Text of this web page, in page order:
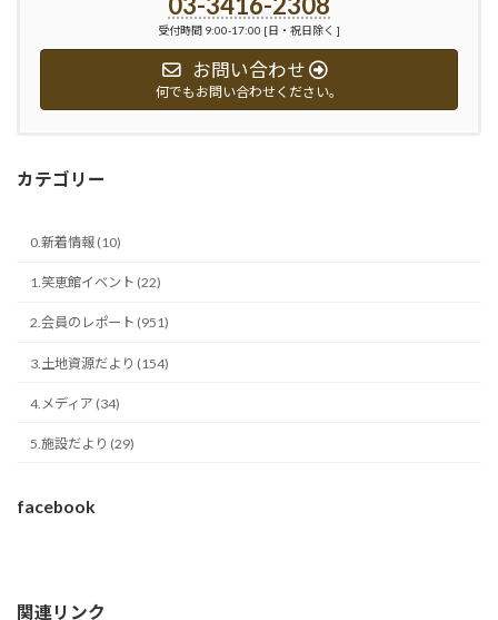
受付時間 9:00-17:00 [日・祝日除く ]
お問い合わせ
何でもお問い合わせください。
カテゴリー
0.新着情報 (10)
1.笑恵館イベント (22)
2.会員のレポート (951)
3.土地資源だより (154)
4.メディア (34)
5.施設だより (29)
facebook
関連リンク